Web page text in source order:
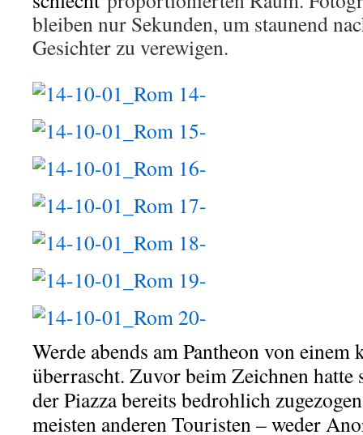
bleiben nur Sekunden, um staunend
Gesichter zu verewigen.
Werde abends am Pantheon von einem
überrascht. Zuvor beim Zeichnen
der Piazza bereits bedrohlich
meisten anderen Touristen – weder